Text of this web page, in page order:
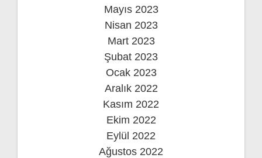
Mayıs 2023
Nisan 2023
Mart 2023
Şubat 2023
Ocak 2023
Aralık 2022
Kasım 2022
Ekim 2022
Eylül 2022
Ağustos 2022